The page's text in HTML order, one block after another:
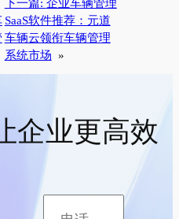
下一篇: 企业车辆管理
SaaS软件推荐：元道
车辆云领衔车辆管理
系统市场 »
企业更高效